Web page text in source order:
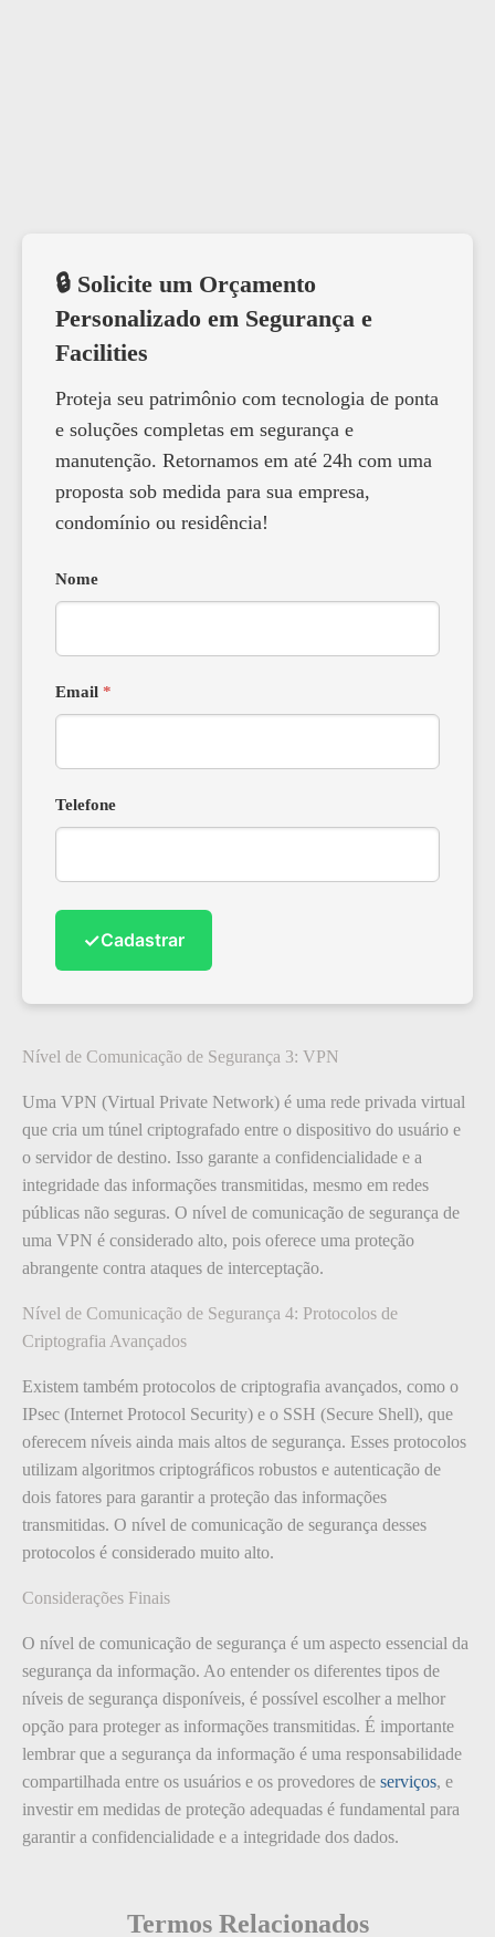
🔒 Solicite um Orçamento
Personalizado em Segurança e
Facilities
Proteja seu patrimônio com tecnologia de ponta
e soluções completas em segurança e
manutenção. Retornamos em até 24h com uma
proposta sob medida para sua empresa,
condomínio ou residência!
Nome
Email *
Telefone
✓Cadastrar
Nível de Comunicação de Segurança 3: VPN
Uma VPN (Virtual Private Network) é uma rede privada virtual
que cria um túnel criptografado entre o dispositivo do usuário e
o servidor de destino. Isso garante a confidencialidade e a
integridade das informações transmitidas, mesmo em redes
públicas não seguras. O nível de comunicação de segurança de
uma VPN é considerado alto, pois oferece uma proteção
abrangente contra ataques de interceptação.
Nível de Comunicação de Segurança 4: Protocolos de
Criptografia Avançados
Existem também protocolos de criptografia avançados, como o
IPsec (Internet Protocol Security) e o SSH (Secure Shell), que
oferecem níveis ainda mais altos de segurança. Esses protocolos
utilizam algoritmos criptográficos robustos e autenticação de
dois fatores para garantir a proteção das informações
transmitidas. O nível de comunicação de segurança desses
protocolos é considerado muito alto.
Considerações Finais
O nível de comunicação de segurança é um aspecto essencial da
segurança da informação. Ao entender os diferentes tipos de
níveis de segurança disponíveis, é possível escolher a melhor
opção para proteger as informações transmitidas. É importante
lembrar que a segurança da informação é uma responsabilidade
compartilhada entre os usuários e os provedores de serviços, e
investir em medidas de proteção adequadas é fundamental para
garantir a confidencialidade e a integridade dos dados.
Termos Relacionados